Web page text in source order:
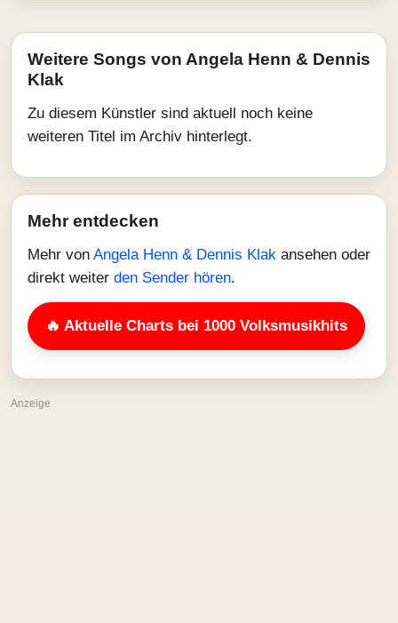
Weitere Songs von Angela Henn & Dennis
Klak
Zu diesem Künstler sind aktuell noch keine
weiteren Titel im Archiv hinterlegt.
Mehr entdecken
Mehr von Angela Henn & Dennis Klak ansehen oder
direkt weiter den Sender hören.
🔥 Aktuelle Charts bei 1000 Volksmusikhits
Anzeige